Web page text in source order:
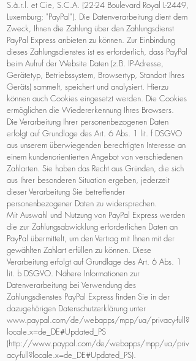
S.à.r.l. et Cie, S.C.A. (22-24 Boulevard Royal L-2449,
Luxemburg; "PayPal"). Die Datenverarbeitung dient dem
Zweck, Ihnen die Zahlung über den Zahlungsdienst
PayPal Express anbieten zu können. Zur Einbindung
dieses Zahlungsdienstes ist es erforderlich, dass PayPal
beim Aufruf der Website Daten (z.B. IP-Adresse,
Gerätetyp, Betriebssystem, Browsertyp, Standort Ihres
Geräts) sammelt, speichert und analysiert. Hierzu
können auch Cookies eingesetzt werden. Die Cookies
ermöglichen die Wiedererkennung Ihres Browsers.
Die Verarbeitung Ihrer personenbezogenen Daten
erfolgt auf Grundlage des Art. 6 Abs. 1 lit. f DSGVO
aus unserem überwiegenden berechtigten Interesse an
einem kundenorientierten Angebot von verschiedenen
Zahlarten. Sie haben das Recht aus Gründen, die sich
aus Ihrer besonderen Situation ergeben, jederzeit
dieser Verarbeitung Sie betreffender
personenbezogener Daten zu widersprechen.
Mit Auswahl und Nutzung von PayPal Express werden
die zur Zahlungsabwicklung erforderlichen Daten an
PayPal übermittelt, um den Vertrag mit Ihnen mit der
gewählten Zahlart erfüllen zu können. Diese
Verarbeitung erfolgt auf Grundlage des Art. 6 Abs. 1
lit. b DSGVO. Nähere Informationen zur
Datenverarbeitung bei Verwendung des
Zahlungsdienstes PayPal Express finden Sie in der
dazugehörigen Datenschutzerklärung unter
www.paypal.com/de/webapps/mpp/ua/privacy-full?
locale.x=de_DE#Updated_PS
(http://www.paypal.com/de/webapps/mpp/ua/priv
acy-full?locale.x=de_DE#Updated_PS).